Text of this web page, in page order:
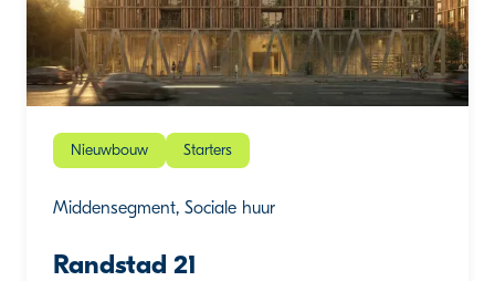
Nieuwbouw Starters
Middensegment, Sociale huur
Randstad 21